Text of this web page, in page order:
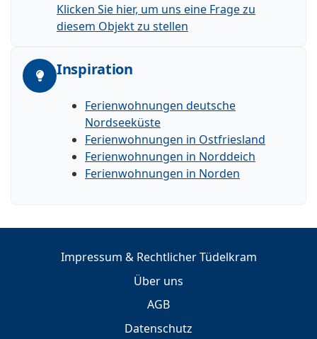
Klicken Sie hier, um uns eine Frage zu
diesem Objekt zu stellen
Inspiration
Ferienwohnungen deutsche
Nordseeküste
Ferienwohnungen in Ostfriesland
Ferienwohnungen in Norddeich
Ferienwohnungen in Norden
Impressum & Rechtlicher Tüdelkram
Über uns
AGB
Datenschutz